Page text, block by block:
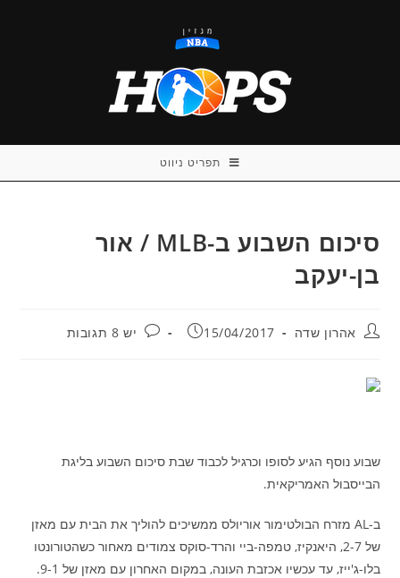
תפריט ניווט
סיכום השבוע ב-MLB / אור
בן-יעקב
מחבר:אהרון שדה פורסם:
15/04/2017 תגובות:
יש 8 תגובות
שבוע נוסף הגיע לסופו וכרגיל לכבוד שבת סיכום השבוע בליגת
הבייסבול האמריקאית.
ב-AL מזרח הבולטימור אוריולס ממשיכים להוליך את הבית עם מאזן
של 2-7, היאנקיז, טמפה-ביי והרד-סוקס צמודים מאחור כשהטורונטו
בלו-ג'ייז, עד עכשיו אכזבת העונה, במקום האחרון עם מאזן של 9-1.